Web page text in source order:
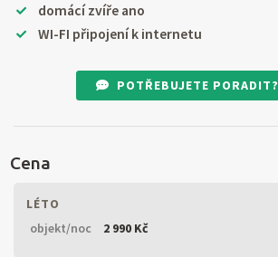
domácí zvíře ano
WI-FI připojení k internetu
POTŘEBUJETE PORADIT?
Cena
LÉTO
objekt/noc
2 990 Kč